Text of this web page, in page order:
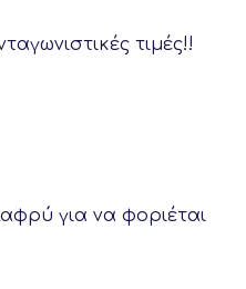
τιμές!!
για να φοριέται